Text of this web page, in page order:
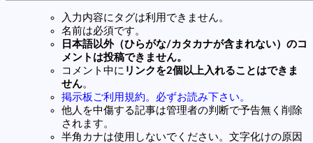
入力内容にタグは利用できません。
名前は必須です。
日本語以外（ひらがな/カタカナが含まれない）のコ
メントは投稿できません。
コメント中に リンクを2個以上入れることはできま
せん。
掲示板ご利用規約。必ずお読み下さい。
他人を中傷する記事は管理者の判断で予告無く削除
されます。
半角カナは使用しないでください。文字化けの原因